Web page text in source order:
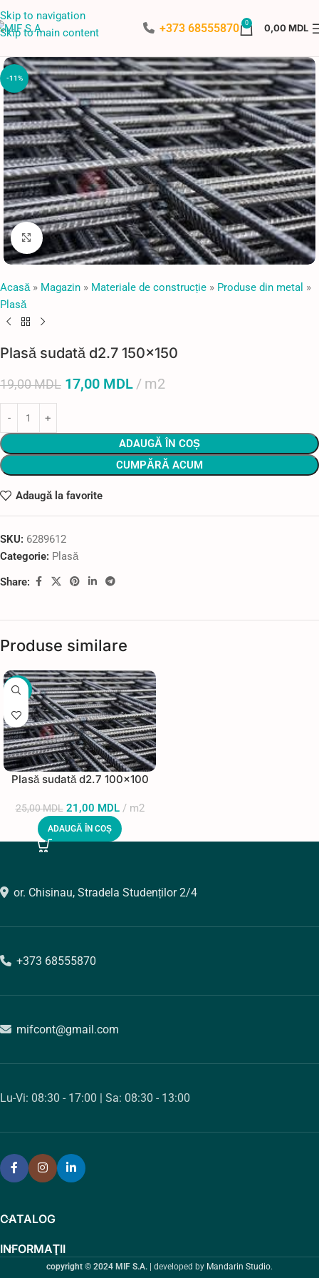
Skip to navigation
Skip to main content
+373 68555870 0 0,00MDL
-11%
Faceți click pentru a mări
Acasă» Magazin » Materiale de construcție » Produse din metal »
Plasă
Plasă sudată d2.7 150×150
19,00MDL 17,00 MDL m2
ADAUGĂ ÎN COȘ
CUMPĂRĂ ACUM
Adaugă la favorite
SKU: 6289612
Categorie: Plasă
Share:
Produse similare
-16%
Plasă sudată d2.7 100×100
25,00MDL 21,00 MDL m2
ADAUGĂ ÎN COȘ
or. Chisinau, Stradela Studenților 2/4
+373 68555870
mifcont@gmail.com
Lu-Vi: 08:30 - 17:00 | Sa: 08:30 - 13:00
CATALOG
INFORMAŢII
copyright © 2024 MIF S.A. | developed by Mandarin Studio.